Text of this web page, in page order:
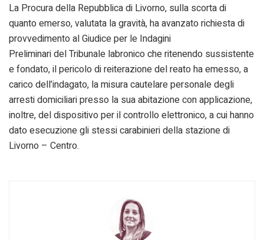
La Procura della Repubblica di Livorno, sulla scorta di
quanto emerso, valutata la gravità, ha avanzato richiesta di
provvedimento al Giudice per le Indagini
Preliminari del Tribunale labronico che ritenendo sussistente
e fondato, il pericolo di reiterazione del reato ha emesso, a
carico dell’indagato, la misura cautelare personale degli
arresti domiciliari presso la sua abitazione con applicazione,
inoltre, del dispositivo per il controllo elettronico, a cui hanno
dato esecuzione gli stessi carabinieri della stazione di
Livorno – Centro.